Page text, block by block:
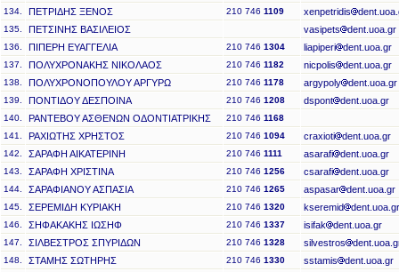
134. ΠΕΤΡΙΔΗΣ ΞΕΝΟΣ 210 746 1109 xenpetridis
135. ΠΕΤΣΙΝΗΣ ΒΑΣΙΛΕΙΟΣ vasipets dent.uoa.gr
136. ΠΙΠΕΡΗ ΕΥΑΓΓΕΛΙΑ 210 746 1304 liapiperi dent.uoa.gr
137. ΠΟΛΥΧΡΟΝΑΚΗΣ ΝΙΚΟΛΑΟΣ 210 746 1182 nicpolis dent.uoa.gr
138. ΠΟΛΥΧΡΟΝΟΠΟΥΛΟΥ ΑΡΓΥΡΩ 210 746 1178 argypoly dent.uoa.gr
139. ΠΟΝΤΙΔΟΥ ΔΕΣΠΟΙΝΑ 210 746 1208 dspont dent.uoa.gr
140. ΡΑΝΤΕΒΟΥ ΑΣΘΕΝΩΝ ΟΔΟΝΤΙΑΤΡΙΚΗΣ 210 746 1168
141.
ΡΑΧΙΩΤΗΣ ΧΡΗΣΤΟΣ 210 746 1094 craxioti dent.uoa.gr
142. ΣΑΡΑΦΗ ΑΙΚΑΤΕΡΙΝΗ 210 746 1111 asarafi dent.uoa.gr
143. ΣΑΡΑΦΗ ΧΡΙΣΤΙΝΑ 210 746 1256 csarafi dent.uoa.gr
144. ΣΑΡΑΦΙΑΝΟΥ ΑΣΠΑΣΙΑ 210 746 1265 aspasar dent.uoa.gr
145. ΣΕΡΕΜΙΔΗ ΚΥΡΙΑΚΗ 210 746 1320 kseremid dent.uoa.gr
146. ΣΗΦΑΚΑΚΗΣ ΙΩΣΗΦ 210 746 1337 isifak dent.uoa.gr
147. ΣΙΛΒΕΣΤΡΟΣ ΣΠΥΡΙΔΩΝ 210 746 1328 silvestros
148. ΣΤΑΜΗΣ ΣΩΤΗΡΗΣ 210 746 1330 sstamis dent.uoa.gr